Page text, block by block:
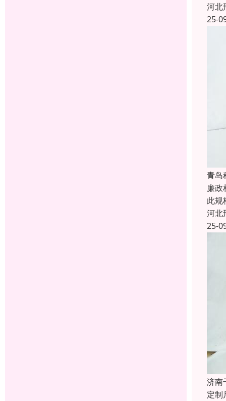
河北
25-
青岛
廉政
此规
河北
25-
济南
定制